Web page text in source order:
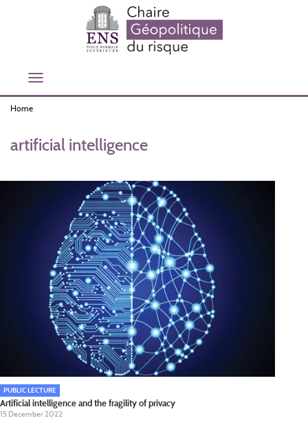
Toggle
Home
artificial intelligence
PUBLIC LECTURE
Artificial intelligence and the fragility of privacy
15 December 2022